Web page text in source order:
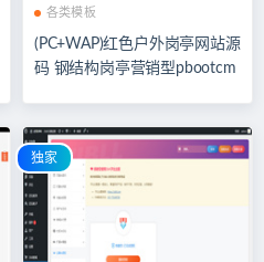
各类模板
(PC+WAP)红色户外岗亭网站源
码 钢结构岗亭营销型pbootcm
独家